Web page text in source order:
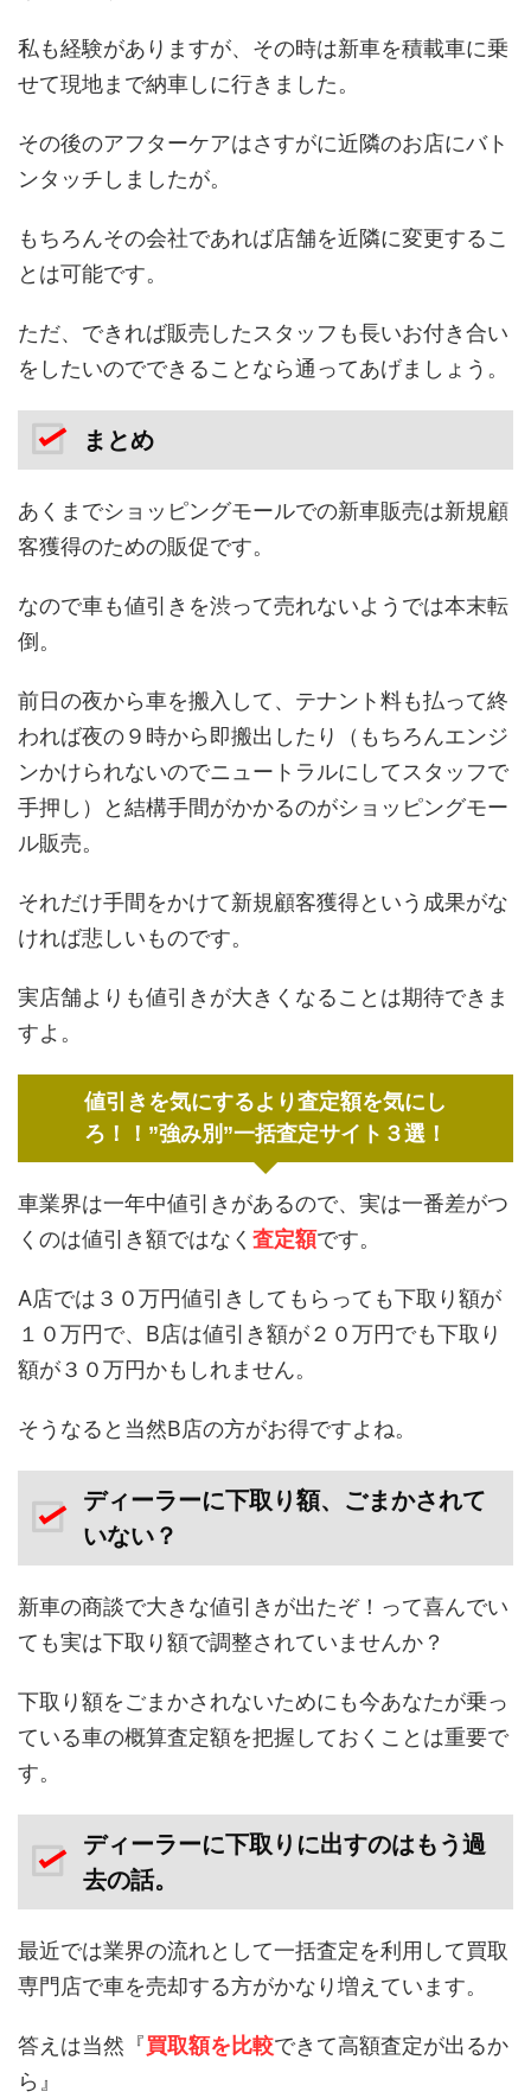
私も経験がありますが、その時は新車を積載車に乗
せて現地まで納車しに行きました。
その後のアフターケアはさすがに近隣のお店にバト
ンタッチしましたが。
もちろんその会社であれば店舗を近隣に変更するこ
とは可能です。
ただ、できれば販売したスタッフも長いお付き合い
をしたいのでできることなら通ってあげましょう。
まとめ
あくまでショッピングモールでの新車販売は新規顧
客獲得のための販促です。
なので車も値引きを渋って売れないようでは本末転
倒。
前日の夜から車を搬入して、テナント料も払って終
われば夜の９時から即搬出したり（もちろんエンジ
ンかけられないのでニュートラルにしてスタッフで
手押し）と結構手間がかかるのがショッピングモー
ル販売。
それだけ手間をかけて新規顧客獲得という成果がな
ければ悲しいものです。
実店舗よりも値引きが大きくなることは期待できま
すよ。
値引きを気にするより査定額を気にし
ろ！！”強み別”一括査定サイト３選！
車業界は一年中値引きがあるので、実は一番差がつ
くのは値引き額ではなく 査定額です。
A店では３０万円値引きしてもらっても下取り額が
１０万円で、B店は値引き額が２０万円でも下取り
額が３０万円かもしれません。
そうなると当然B店の方がお得ですよね。
ディーラーに下取り額、ごまかされて
いない？
新車の商談で大きな値引きが出たぞ！って喜んでい
ても実は下取り額で調整されていませんか？
下取り額をごまかされないためにも今あなたが乗っ
ている車の概算査定額を把握しておくことは重要で
す。
ディーラーに下取りに出すのはもう過
去の話。
最近では業界の流れとして一括査定を利用して買取
専門店で車を売却する方がかなり増えています。
答えは当然『買取額を比較できて高額査定が出るか
ら』